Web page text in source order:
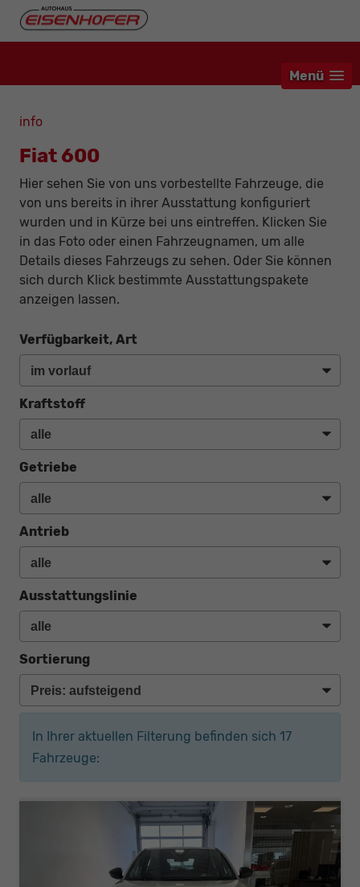
Menü
info
Fiat 600
Hier sehen Sie von uns vorbestellte Fahrzeuge, die
von uns bereits in ihrer Ausstattung konfiguriert
wurden und in Kürze bei uns eintreffen. Klicken Sie
in das Foto oder einen Fahrzeugnamen, um alle
Details dieses Fahrzeugs zu sehen. Oder Sie können
sich durch Klick bestimmte Ausstattungspakete
anzeigen lassen.
Verfügbarkeit, Art
Kraftstoff
Getriebe
Antrieb
Ausstattungslinie
Sortierung
In Ihrer aktuellen Filterung befinden sich 17
Fahrzeuge: